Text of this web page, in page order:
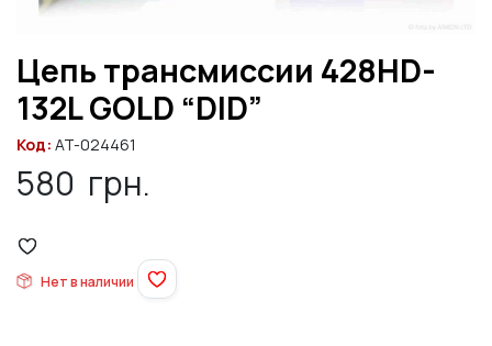
Цепь трансмиссии 428HD-
132L GOLD “DID”
Код: AT-024461
580 грн.
Нет в наличии